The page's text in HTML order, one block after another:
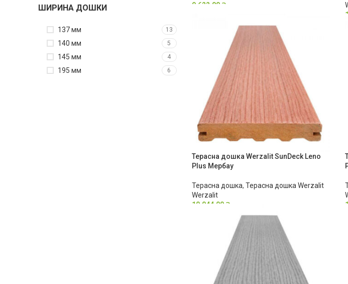
ШИРИНА ДОШКИ
137 мм 13
140 мм 5
145 мм 4
195 мм 6
9,622.00 ₴
Терасна дошка Werzalit SunDeck Leno
Plus Мербау
Терасна дошка, Терасна дошка Werzalit
Werzalit
10,044.00 ₴